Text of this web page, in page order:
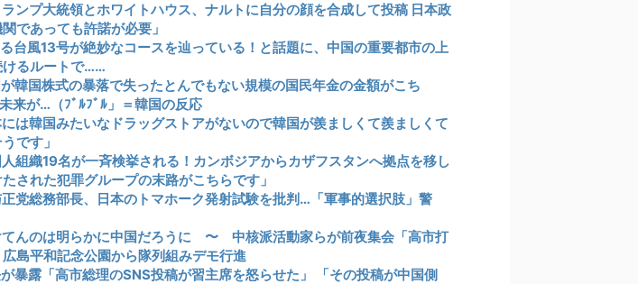
ランプ大統領とホワイトハウス、ナルトに自分の顔を合成して投稿 日本政
であっても許諾が必要」
台風13号が絶妙なコースを辿っている！と話題に、中国の重要都市の上
けるルートで……
韓国株式の暴落で失ったとんでもない規模の国民年金の金額がこち
来が…（ﾌﾞﾙﾌﾞﾙ」＝韓国の反応
は韓国みたいなドラッグストアがないので韓国が羨ましくて羨ましくて
です」
組織19名が一斉検挙される！カンボジアからカザフスタンへ拠点を移し
された犯罪グループの末路がこちらです」
党総務部長、日本のトマホーク発射試験を批判…「軍事的選択肢」警
てんのは明らかに中国だろうに 〜 中核派活動家らが前夜集会「高市打
島平和記念公園から隊列組みデモ行進
暴露「高市総理のSNS投稿が習主席を怒らせた」 「その投稿が中国側